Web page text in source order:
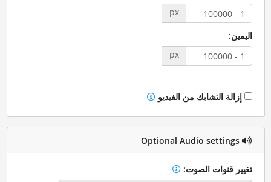
px
اليمين:
px
إزالة التشابك من الفيديو
Optional Audio settings
تغيير قنوات الصوت: